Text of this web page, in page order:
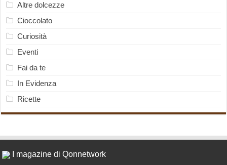
Altre dolcezze
Cioccolato
Curiosità
Eventi
Fai da te
In Evidenza
Ricette
I magazine di Qonnetwork